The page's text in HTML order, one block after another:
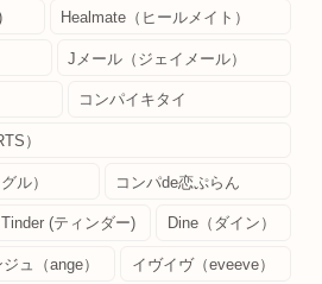
Healmate（ヒールメイト）
Jメール（ジェイメール）
コンパイキタイ
）
ル） コンパde恋ぷらん
Tinder (ティンダー) Dine（ダイン）
ュ（ange） イヴイヴ（eveeve）